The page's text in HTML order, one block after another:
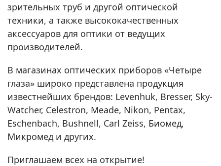
зрительных труб и другой оптической
техники, а также высококачественных
аксессуаров для оптики от ведущих
производителей.
В магазинах оптических приборов «Четыре
глаза» широко представлена продукция
известнейших брендов: Levenhuk, Bresser, Sky-
Watcher, Celestron, Meade, Nikon, Pentax,
Eschenbach, Bushnell, Carl Zeiss, Биомед,
Микромед и других.
Приглашаем всех на открытие!